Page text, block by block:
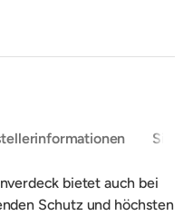
bietet auch bei
Schutz und höchsten